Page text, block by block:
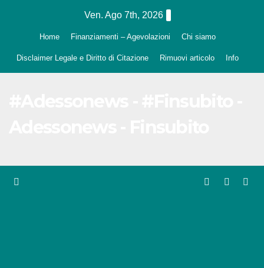
Ven. Ago 7th, 2026
Home Finanziamenti – Agevolazioni Chi siamo
Disclaimer Legale e Diritto di Citazione Rimuovi articolo Info